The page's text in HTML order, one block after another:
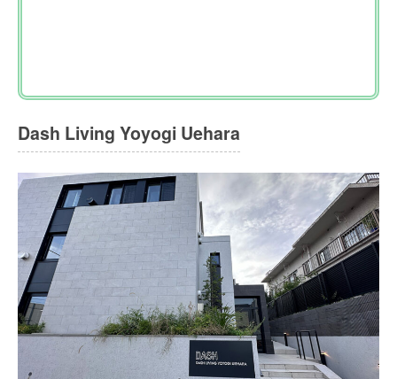
Dash Living Yoyogi Uehara